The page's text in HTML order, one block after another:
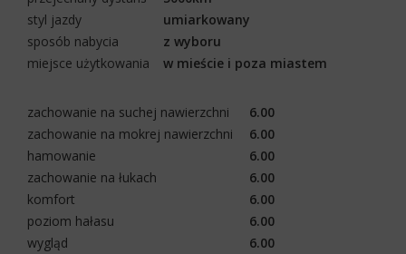
styl jazdy
umiarkowany
sposób nabycia
z wyboru
miejsce użytkowania
w mieście i poza miastem
zachowanie na suchej nawierzchni
6.00
zachowanie na mokrej nawierzchni
6.00
hamowanie
6.00
zachowanie na łukach
6.00
komfort
6.00
poziom hałasu
6.00
wygląd
6.00